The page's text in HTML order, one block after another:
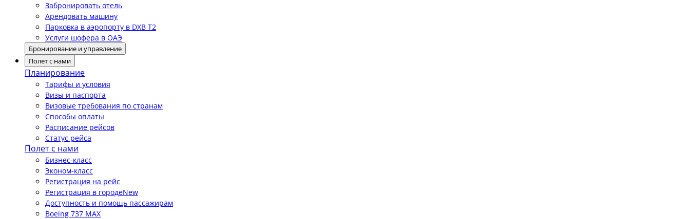
Забронировать отель
Арендовать машину
Парковка в аэропорту в DXB T2
Услуги шофера в ОАЭ
Бронирование и управление
Полет с нами
Планирование
Тарифы и условия
Визы и паспорта
Визовые требования по странам
Способы оплаты
Расписание рейсов
Статус рейса
Полет с нами
Бизнес-класс
Эконом-класс
Регистрация на рейс
Регистрация в городеNew
Доступность и помощь пассажирам
Boeing 737 MAX